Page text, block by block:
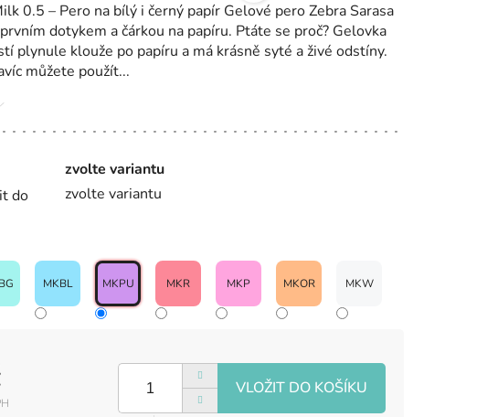
zvolte variantu
do
zvolte variantu
MKBL MKPU MKR MKP MKOR MKW
0.5 – Pero na bílý i černý papír Gelové pero Zebra Sarasa
dotykem a čárkou na papíru. Ptáte se proč? Gelovka
plynule klouže po papíru a má krásně syté a živé odstíny.
můžete použít...